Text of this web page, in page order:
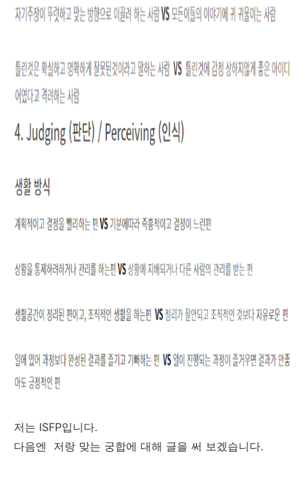
저는 ISFP입니다.
다음엔 저랑 맞는 궁합에 대해 글을 써 보겠습니다.